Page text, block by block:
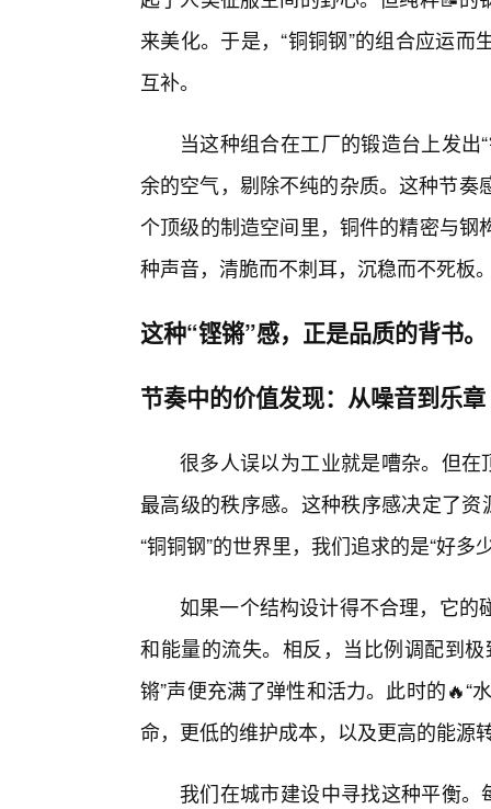
来美化。于是，“铜铜钢”的组合应运
互补。
当这种组合在工厂的锻造台上发
余的空气，剔除不纯的杂质。这种节
个顶级的制造空间里，铜件的精密与
种声音，清脆而不刺耳，沉稳而不死板
这种“铿锵”感，正是品质的背书。
节奏中的价值发现：从噪音到乐章
很多人误以为工业就是嘈杂。但在
最高级的秩序感。这种秩序感决定了
“铜铜钢”的世界里，我们追求的是“好多
如果一个结构设计得不合理，它的
和能量的流失。相反，当比例调配到
锵”声便充满了弹性和活力。此时的🔥“
命，更低的维护成本，以及更高的能源
我们在城市建设中寻找这种平衡。